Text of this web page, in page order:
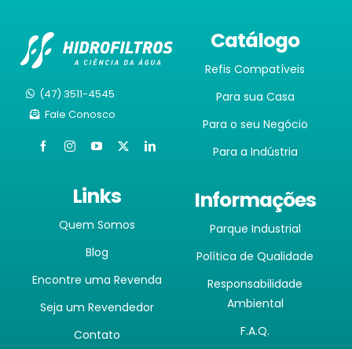
(47) 3511-4545
Fale Conosco
Catálogo
Refis Compatíveis
Para sua Casa
Para o seu Negócio
Para a Indústria
Links
Quem Somos
Blog
Encontre uma Revenda
Seja um Revendedor
Contato
Informações
Parque Industrial
Política de Qualidade
Responsabilidade
Ambiental
F.A.Q.